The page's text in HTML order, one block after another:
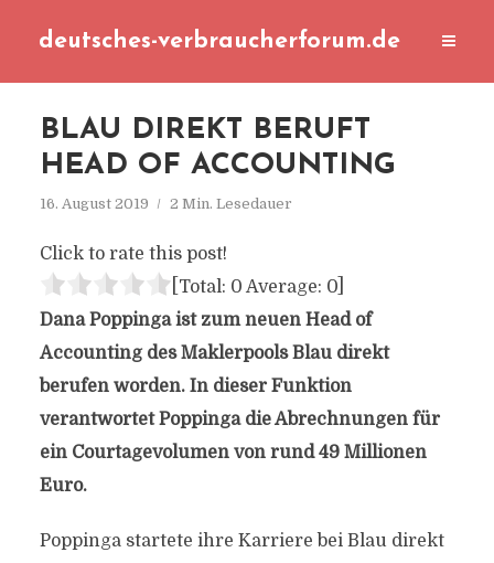
deutsches-verbraucherforum.de
BLAU DIREKT BERUFT
HEAD OF ACCOUNTING
16. August 2019 2 Min. Lesedauer
Click to rate this post!
[Total: 0 Average: 0]
Dana Poppinga ist zum neuen Head of
Accounting des Maklerpools Blau direkt
berufen worden. In dieser Funktion
verantwortet Poppinga die Abrechnungen für
ein Courtagevolumen von rund 49 Millionen
Euro.
Poppinga startete ihre Karriere bei Blau direkt